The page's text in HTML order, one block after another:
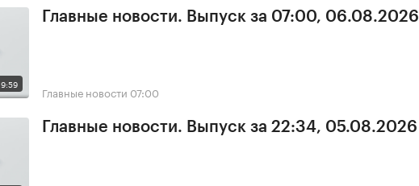
9:59
Главные новости. Выпуск за 07:00, 06.08.2026
Главные новости 07:00
Главные новости. Выпуск за 22:34, 05.08.2026